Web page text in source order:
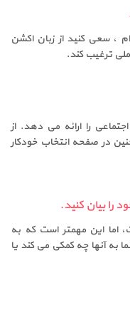
، سعی کنید از زبان اکشن
ترغیب کند.
را ارائه می دهد. از
در صفحه انتخاب خودکار
را بیان کنید.
این مهمتر است که به
به آنها چه کمکی می کند یا